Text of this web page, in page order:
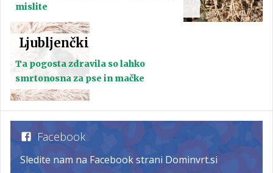
mislite
Ljubljenčki
Ta pogosta zdravila so lahko
smrtonosna za pse in mačke
Facebook
Sledite nam na Facebook strani Dominvrt.si